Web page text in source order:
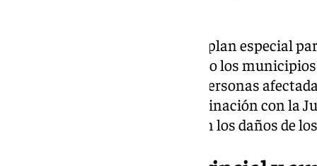
Salado ha explicado se hará un plan especial
infraestructuras que han sufrido los
directa a los ayuntamientos y personas
infraestructuras. Todo en coordinación con la
central, que también sufragarán los daños de